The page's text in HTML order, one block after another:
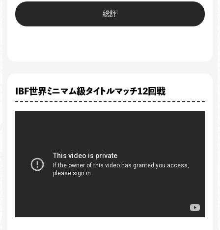
総評
IBF世界ミニマム級タイトルマッチ12回戦